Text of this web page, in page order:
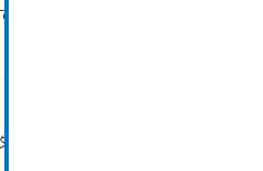
ます。
参照しています。